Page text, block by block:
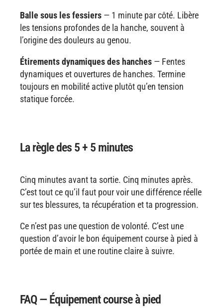
Balle sous les fessiers — 1 minute par côté. Libère
les tensions profondes de la hanche, souvent à
l’origine des douleurs au genou.
Étirements dynamiques des hanches — Fentes
dynamiques et ouvertures de hanches. Termine
toujours en mobilité active plutôt qu’en tension
statique forcée.
La règle des 5 + 5 minutes
Cinq minutes avant ta sortie. Cinq minutes après.
C’est tout ce qu’il faut pour voir une différence réelle
sur tes blessures, ta récupération et ta progression.
Ce n’est pas une question de volonté. C’est une
question d’avoir le bon équipement course à pied à
portée de main et une routine claire à suivre.
FAQ — Équipement course à pied